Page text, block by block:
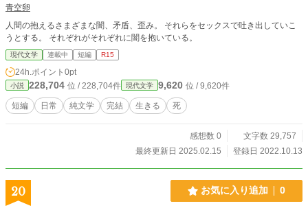
青空卵
人間の抱えるさまざまな闇、矛盾、歪み。 それらをセックスで吐き出していこ
うとする。 それぞれがそれぞれに闇を抱いている。
現代文学 連載中 短編 R15
24h.ポイント 0pt
小説 228,704 位 / 228,704件 現代文学 9,620 位 / 9,620件
短編 日常 純文学 完結 生きる 死
感想数 0
文字数 29,757
最終更新日 2025.02.15
登録日 2022.10.13
20 お気に入り追加 0